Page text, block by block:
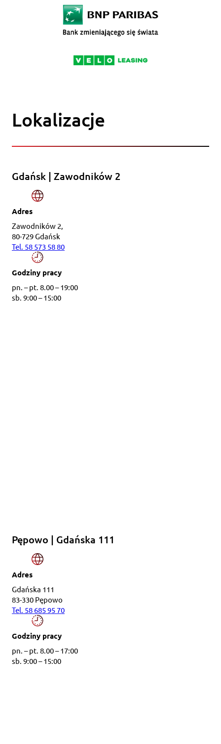
Lokalizacje
Gdańsk | Zawodników 2
Adres
Zawodników 2,
80-729 Gdańsk
Tel. 58 573 58 80
Godziny pracy
pn. – pt. 8.00 – 19:00
sb. 9:00 – 15:00
Pępowo | Gdańska 111
Adres
Gdańska 111
83-330 Pępowo
Tel. 58 685 95 70
Godziny pracy
pn. – pt. 8.00 – 17:00
sb. 9:00 – 15:00